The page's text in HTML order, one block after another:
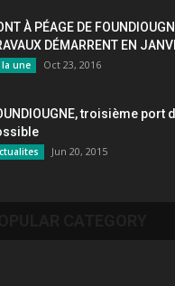
À PÉAGE DE
DÉMARRENT EN
la une Oct 23, 2016
troisième port
Jun 20, 2015